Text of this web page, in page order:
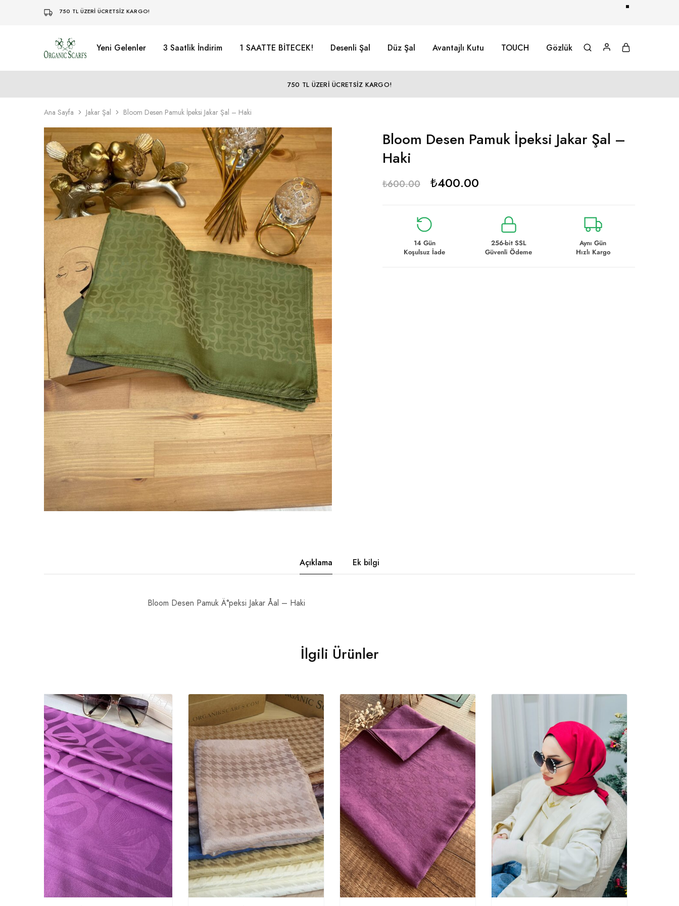
750 TL ÜZERİ ÜCRETSİZ KARGO!
Organikscarf Yeni Gelenler 3 Saatlik İndirim 1 SAATTE BİTECEK! Desenli Şal Düz Şal Avantajlı Kutu TOUCH Gözlük
750 TL ÜZERİ ÜCRETSİZ KARGO!
Ana Sayfa Jakar Şal Bloom Desen Pamuk İpeksi Jakar Şal – Haki
Bloom Desen Pamuk İpeksi Jakar Şal –
Haki
₺600.00 ₺400.00
14 Gün
Koşulsuz İade
256-bit SSL
Güvenli Ödeme
Aynı Gün
Hızlı Kargo
Açıklama Ek bilgi
Bloom Desen Pamuk Ä°peksi Jakar Åal – Haki
İlgili Ürünler